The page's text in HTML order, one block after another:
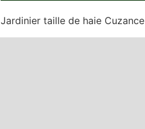
Jardinier taille de haie Cuzance